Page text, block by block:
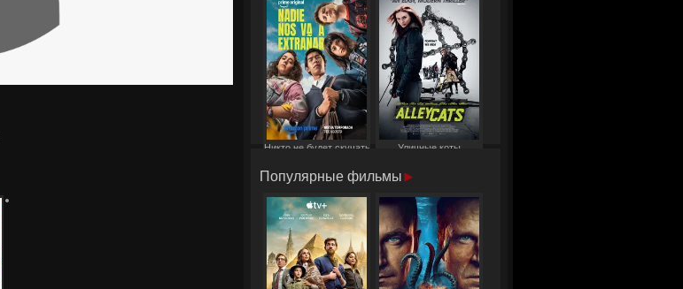
Никто не будет скучать
Уличные коты
Популярные фильмы